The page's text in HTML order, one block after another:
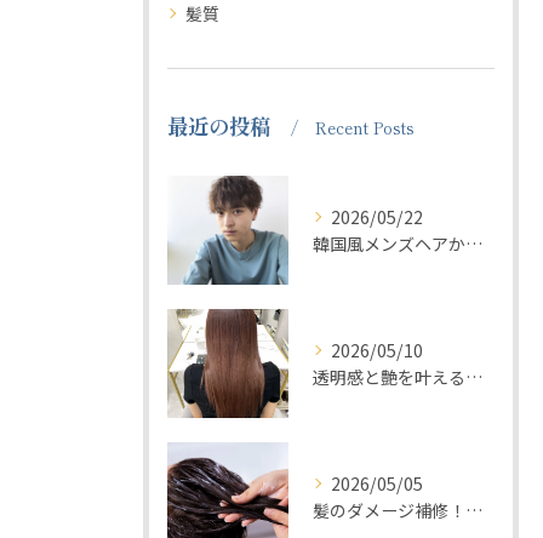
髪質
最近の投稿 Recent Posts
2026/05/22
韓国風メンズヘアからビジネス髪型。男性が通いやすい美容室wuggla【渋谷/宮益坂】
2026/05/10
透明感と艶を叶える髪質改善カラー【渋谷/宮益坂/美容室】
2026/05/05
髪のダメージ補修！髪質診断システムトリートメント【渋谷/美容室wuggla】